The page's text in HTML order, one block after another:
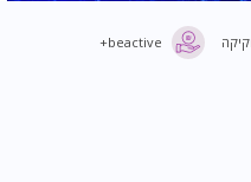
beactive+